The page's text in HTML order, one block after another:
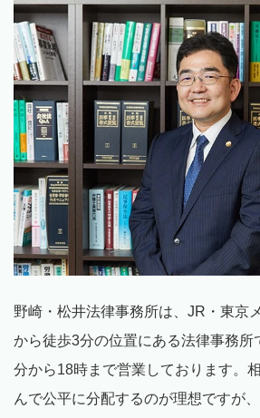
野崎・松井法律事務所は、 JR ・東京
から徒歩3分の位置にある法律事務所
分から18時まで営業しております。
んで公平に分配するのが理想ですが